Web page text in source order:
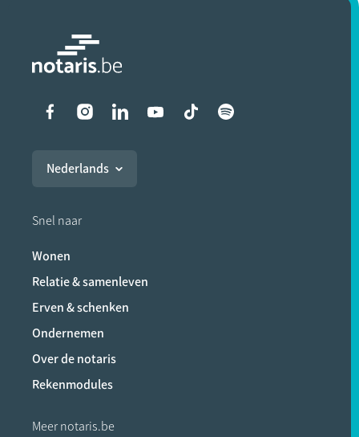
Liens vers les réseaux
Nederlands
Snel naar
Wonen
Relatie & samenleven
Erven & schenken
Ondernemen
Over de notaris
Rekenmodules
Meer notaris.be